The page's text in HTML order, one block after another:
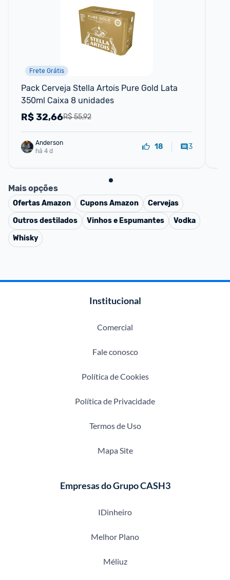
Frete Grátis
Pack Cerveja Stella Artois Pure Gold Lata
350ml Caixa 8 unidades
R$ 55,92
R$32,66
Anderson
há 4 d
18 3
Mais opções
OfertasAmazon CuponsAmazon
Cervejas
Outros destilados
Vinhos e Espumantes
Vodka
Whisky
Institucional
Comercial
Fale conosco
Política de Cookies
Política de Privacidade
Termos de Uso
Mapa Site
Empresas do Grupo CASH3
IDinheiro
Melhor Plano
Méliuz